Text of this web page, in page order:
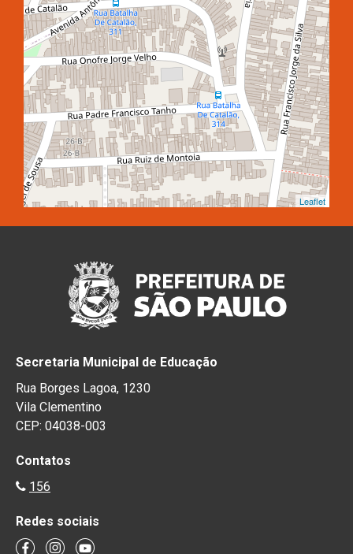
Leaflet
Secretaria Municipal de Educação
Rua Borges Lagoa, 1230
Vila Clementino
CEP: 04038-003
Contatos
156
Redes sociais